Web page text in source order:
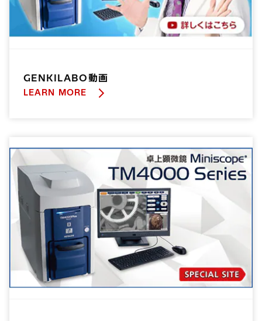
GENKILABO動画
LEARN MORE